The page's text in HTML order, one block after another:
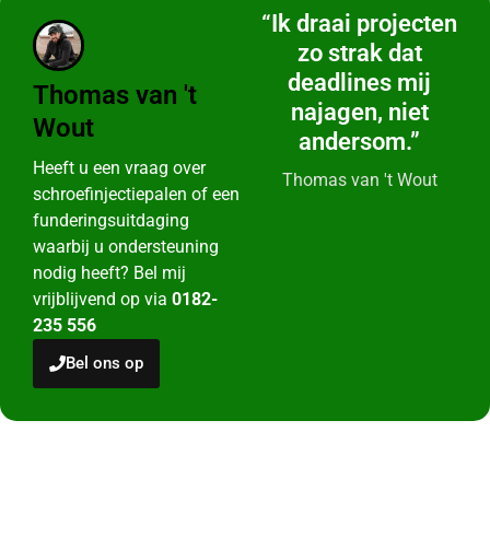
Thomas van 't
Wout
Heeft u een vraag over
schroefinjectiepalen of een
funderingsuitdaging
waarbij u ondersteuning
nodig heeft? Bel mij
vrijblijvend op via 0182-
235 556
Bel ons op
“Ik draai projecten
zo strak dat
deadlines mij
najagen, niet
andersom.”
Thomas van 't Wout